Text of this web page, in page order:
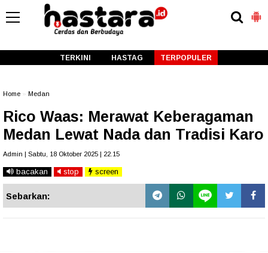
TERKINI HASTAG TERPOPULER
Home Medan
Rico Waas: Merawat Keberagaman
Medan Lewat Nada dan Tradisi Karo
Admin | Sabtu, 18 Oktober 2025 | 22.15
bacakan stop screen
Sebarkan: